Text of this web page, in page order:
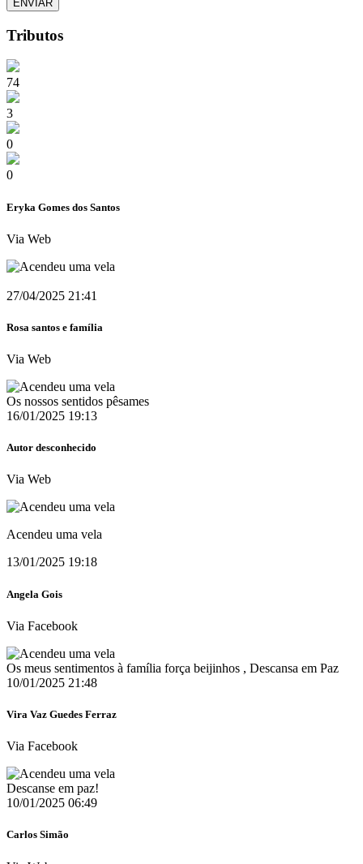
ENVIAR
Tributos
74
3
0
0
Eryka Gomes dos Santos
Via Web
27/04/2025 21:41
Rosa santos e família
Via Web
Os nossos sentidos pêsames
16/01/2025 19:13
Autor desconhecido
Via Web
Acendeu uma vela
13/01/2025 19:18
Angela Gois
Via Facebook
Os meus sentimentos à família força beijinhos , Descansa em Paz
10/01/2025 21:48
Vira Vaz Guedes Ferraz
Via Facebook
Descanse em paz!
10/01/2025 06:49
Carlos Simão